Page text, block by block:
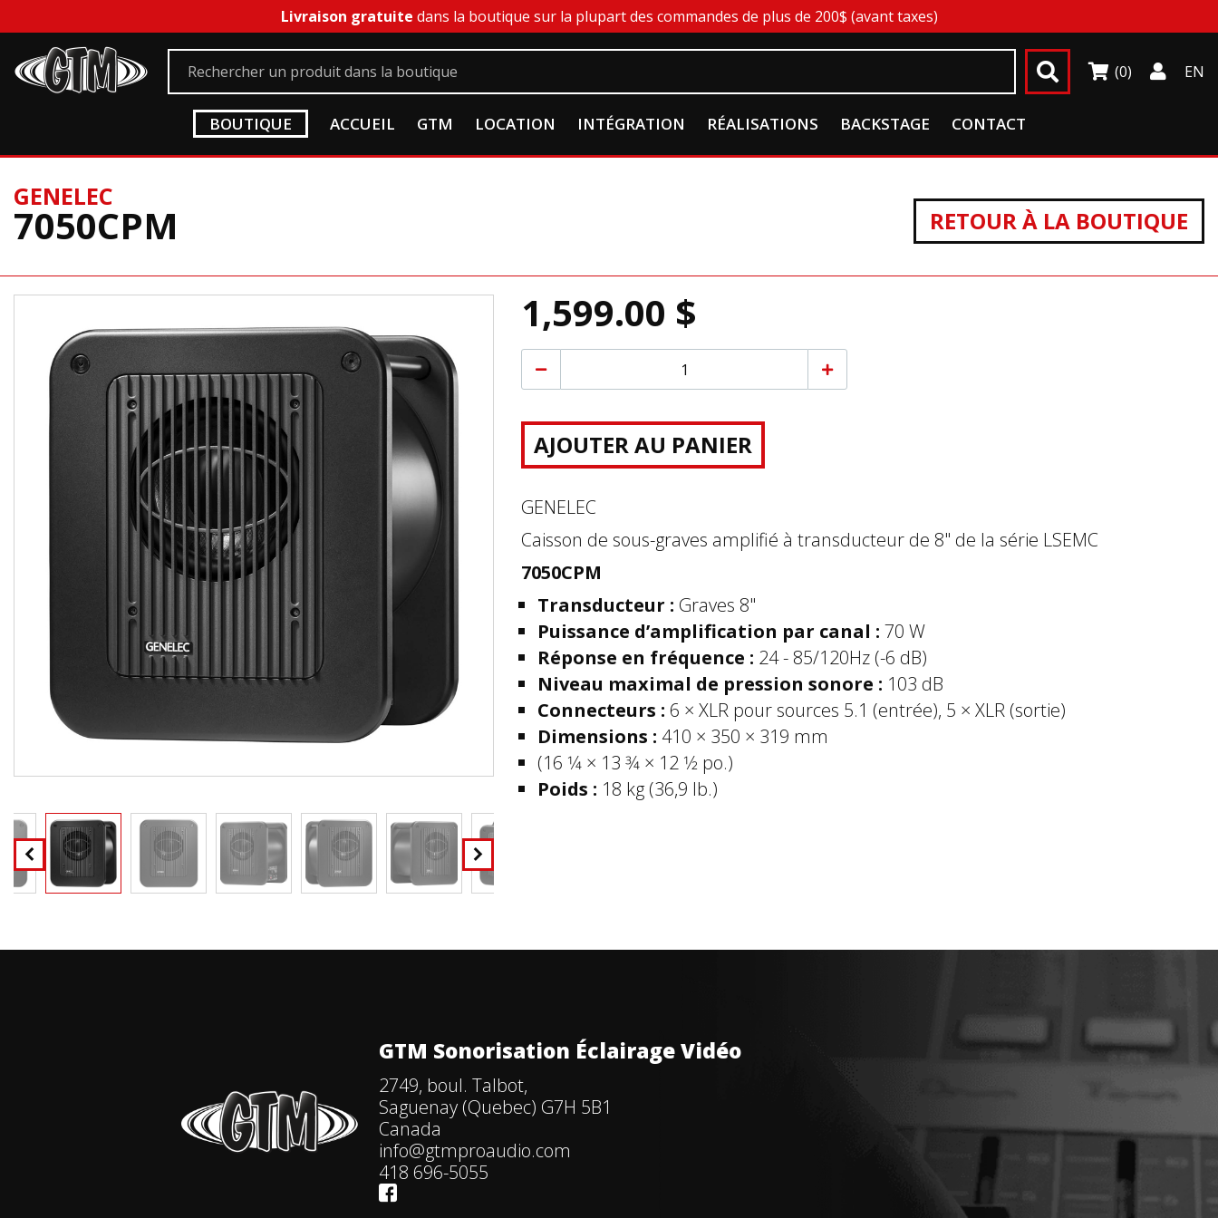
Livraison gratuite dans la boutique sur la plupart des commandes de plus de 200$ (avant taxes)
(0) EN
BOUTIQUE ACCUEIL GTM LOCATION INTÉGRATION RÉALISATIONS BACKSTAGE CONTACT
GENELEC
7050CPM RETOUR À LA BOUTIQUE
1,599.00 $
AJOUTER AU PANIER
GENELEC
Caisson de sous-graves amplifié à transducteur de 8" de la série LSEMC
7050CPM
Transducteur : Graves 8"
Puissance d’amplification par canal : 70 W
Réponse en fréquence : 24 - 85/120Hz (-6 dB)
Niveau maximal de pression sonore : 103 dB
Connecteurs : 6 × XLR pour sources 5.1 (entrée), 5 × XLR (sortie)
Dimensions : 410 × 350 × 319 mm
(16 1⁄4 × 13 3⁄4 × 12 1⁄2 po.)
Poids : 18 kg (36,9 lb.)
GTM Sonorisation Éclairage Vidéo
2749, boul. Talbot,
Saguenay (Quebec) G7H 5B1
Canada
info@gtmproaudio.com
418 696-5055